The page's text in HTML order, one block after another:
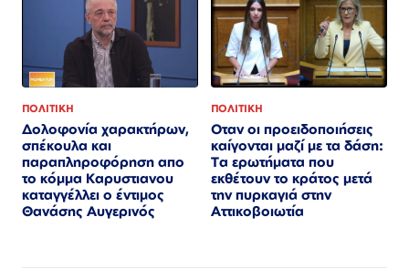
ΠΟΛΙΤΙΚΗ
Δολοφονία χαρακτήρων,
σπέκουλα και
παραπληροφόρηση απο
το κόμμα Καρυστιανου
καταγγέλλει ο έντιμος
Θανάσης Αυγερινός
ΠΟΛΙΤΙΚΗ
Οταν οι προειδοποιήσεις
καίγονται μαζί με τα δάση:
Τα ερωτήματα που
εκθέτουν το κράτος μετά
την πυρκαγιά στην
Αττικοβοιωτία